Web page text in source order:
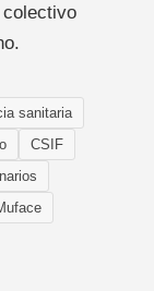
sanitaria
CSIF